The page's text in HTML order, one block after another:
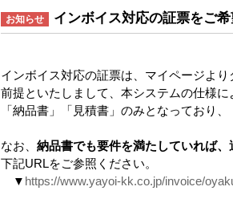
送料込
社名印刷あり：10枚
おすすめ商品
お知らせ インボイス対応の証票をご
インボイス対応の証票は、マイページより
前提といたしまして、本システムの仕様
「納品書」「見積書」のみとなっており
なお、 納品書でも要件を満たしていれば、
下記URLをご参照ください。
▼ https://www.yayoi-kk.co.jp/invoice/